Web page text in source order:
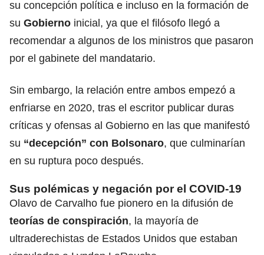
su concepción política e incluso en la formación de
su Gobierno inicial, ya que el filósofo llegó a
recomendar a algunos de los ministros que pasaron
por el gabinete del mandatario.
Sin embargo, la relación entre ambos empezó a
enfriarse en 2020, tras el escritor publicar duras
críticas y ofensas al Gobierno en las que manifestó
su “decepción” con Bolsonaro, que culminarían
en su ruptura poco después.
Sus polémicas y negación por el COVID-19
Olavo de Carvalho fue pionero en la difusión de
teorías de conspiración, la mayoría de
ultraderechistas de Estados Unidos que estaban